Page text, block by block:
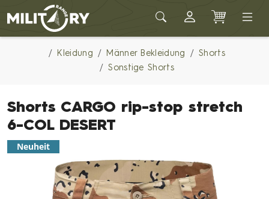
Army shop MILITARY RANGE
Kleidung Männer Bekleidung
Shorts
Sonstige Shorts
Shorts CARGO rip-stop stretch
6-COL DESERT
Neuheit